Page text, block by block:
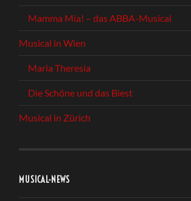
Mamma Mia! – das ABBA-Musical
Musical in Wien
Maria Theresia
Die Schöne und das Biest
Musical in Zürich
MUSICAL-NEWS